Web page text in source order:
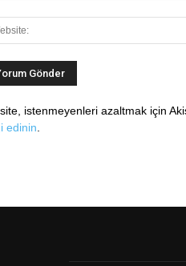
istenmeyenleri azaltmak için
edinin